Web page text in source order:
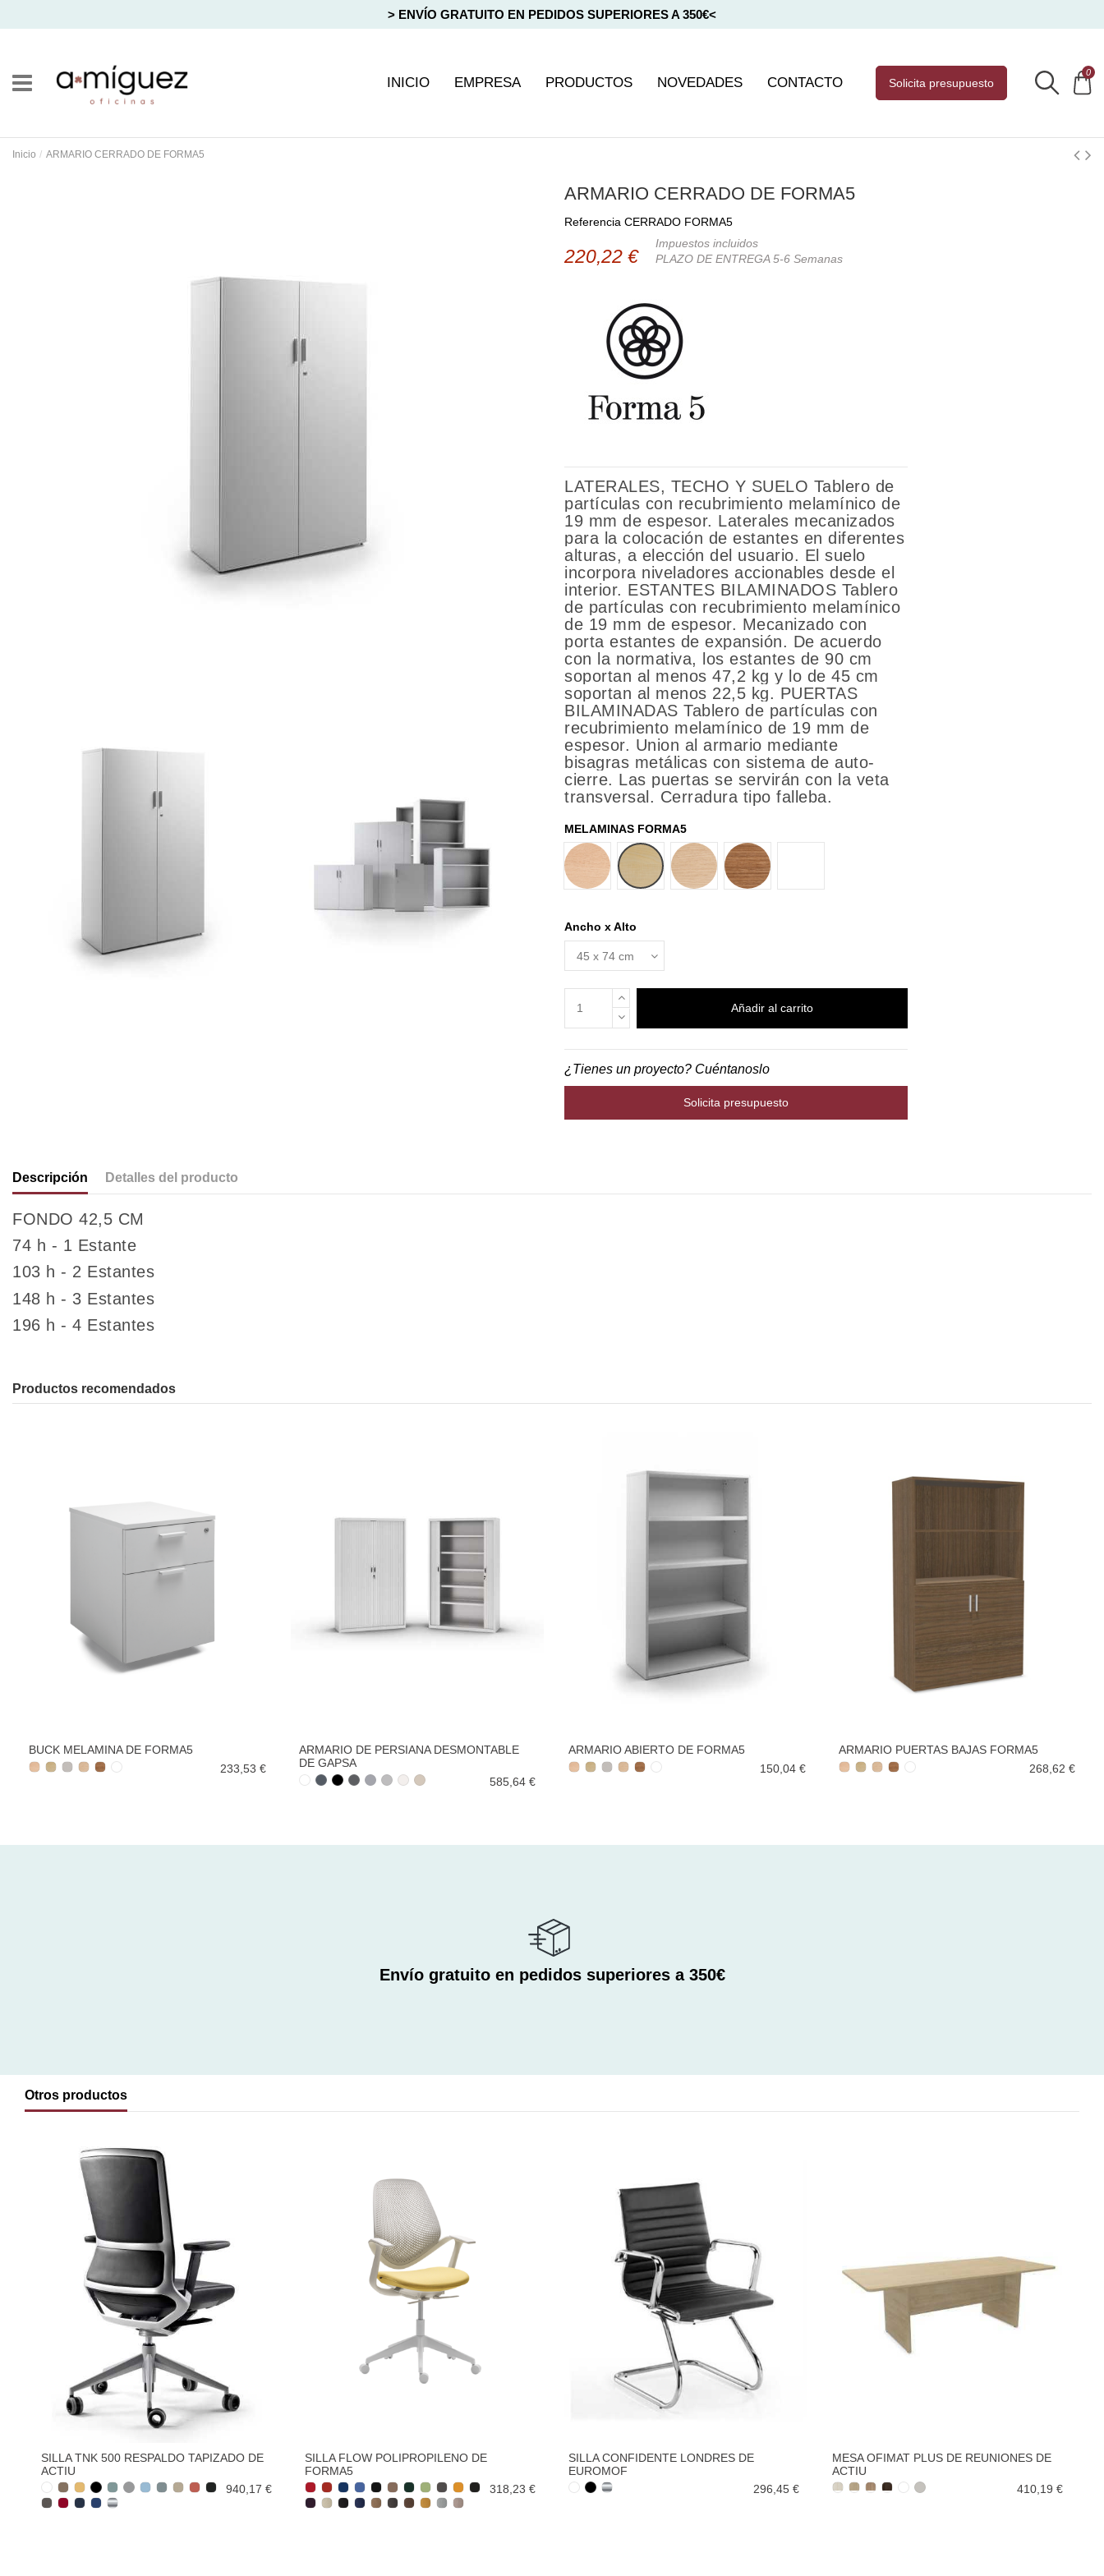
> ENVÍO GRATUITO EN PEDIDOS SUPERIORES A 350€<
INICIO EMPRESA PRODUCTOS NOVEDADES CONTACTO solicita presupuesto
0
Inicio ARMARIO CERRADO DE FORMA5
ARMARIO CERRADO DE FORMA5
Referencia CERRADO FORMA5
220,22 €
Impuestos incluidos
PLAZO DE ENTREGA 5-6 Semanas
LATERALES, TECHO Y SUELO Tablero de
partículas con recubrimiento melamínico de
19 mm de espesor. Laterales mecanizados
para la colocación de estantes en diferentes
alturas, a elección del usuario. El suelo
incorpora niveladores accionables desde el
interior. ESTANTES BILAMINADOS Tablero
de partículas con recubrimiento melamínico
de 19 mm de espesor. Mecanizado con
porta estantes de expansión. De acuerdo
con la normativa, los estantes de 90 cm
soportan al menos 47,2 kg y lo de 45 cm
soportan al menos 22,5 kg. PUERTAS
BILAMINADAS Tablero de partículas con
recubrimiento melamínico de 19 mm de
espesor. Union al armario mediante
bisagras metálicas con sistema de auto-
cierre. Las puertas se servirán con la veta
transversal. Cerradura tipo falleba.
MELAMINAS FORMA5
HAYA
ARCE ROBLE NOGAL
Ancho x Alto
Añadir al carrito
¿Tienes un proyecto? Cuéntanoslo
Solicita presupuesto
Descripción Detalles del producto
FONDO 42,5 CM
74 h - 1 Estante
103 h - 2 Estantes
148 h - 3 Estantes
196 h - 4 Estantes
Productos recomendados
BUCK MELAMINA DE FORMA5
233,53 €
ARMARIO DE PERSIANA DESMONTABLE
DE GAPSA
585,64 €
ARMARIO ABIERTO DE FORMA5
150,04 €
ARMARIO PUERTAS BAJAS FORMA5
268,62 €
Envío gratuito en pedidos superiores a 350€
Otros productos
SILLA TNK 500 RESPALDO TAPIZADO DE
ACTIU
940,17 €
SILLA FLOW POLIPROPILENO DE
FORMA5
318,23 €
SILLA CONFIDENTE LONDRES DE
EUROMOF
296,45 €
MESA OFIMAT PLUS DE REUNIONES DE
ACTIU
410,19 €